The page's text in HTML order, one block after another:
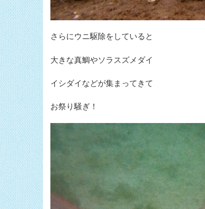
さらにウニ駆除をしていると
大きな真鯛やソラスズメダイ
イシダイなどが集まってきて
お祭り騒ぎ！